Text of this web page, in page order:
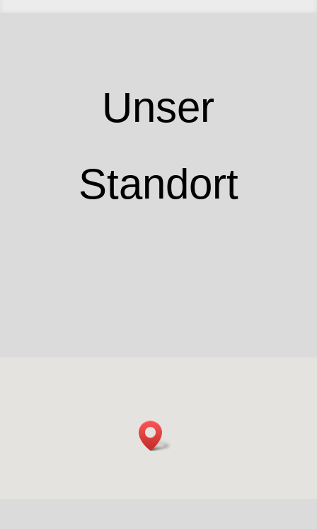
Unser
Standort